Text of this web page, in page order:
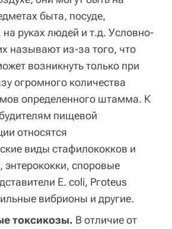
быта, посуде,
руках людей и т.д. Условно-
называют из-за того, что
возникнуть только при
огромного количества
определенного штамма. К
пищевой
относятся
виды стафилококков и
энтерококки, споровые
Е. coli, Ргоteus
вибрионы и другие.
токсикозы. В отличие от